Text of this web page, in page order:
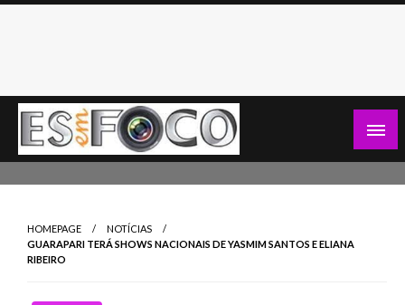
Skip
HOMEPAGE
NOTÍCIAS
GUARAPARI TERÁ SHOWS NACIONAIS DE YASMIM SANTOS E ELIANA
RIBEIRO